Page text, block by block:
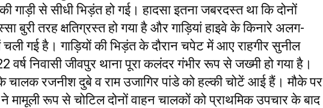
गाड़ी से सीधी भिड़ंत हो गई। हादसा इतना जबरदस्त था कि दोनों
बुरी तरह क्षतिग्रस्त हो गया है और गाड़ियां हाइवे के किनारे अलग-
गई है। गाड़ियों की भिड़ंत के दौरान चपेट में आए राहगीर सुनील
वर्ष निवासी जीवपुर थाना पूरा कलंदर गंभीर रूप से जख्मी हो गया है।
के चालक रजनीश दुबे व राम उजागिर पांडे को हल्की चोटें आई हैं। मौके पर
मामूली रूप से चोटिल दोनों वाहन चालकों को प्राथमिक उपचार के बाद